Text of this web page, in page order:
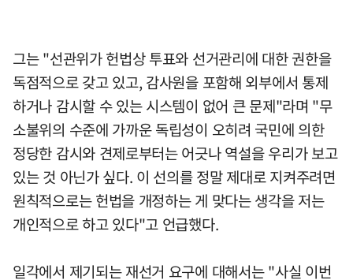
그는 "선관위가 헌법상 투표와 선거관리에 대한 권한을
독점적으로 갖고 있고, 감사원을 포함해 외부에서 통제
하거나 감시할 수 있는 시스템이 없어 큰 문제"라며 "무
소불위의 수준에 가까운 독립성이 오히려 국민에 의한
정당한 감시와 견제로부터는 어긋나 역설을 우리가 보고
있는 것 아닌가 싶다. 이 선의를 정말 제대로 지켜주려면
원칙적으로는 헌법을 개정하는 게 맞다는 생각을 저는
개인적으로 하고 있다"고 언급했다.
일각에서 제기되는 재선거 요구에 대해서는 "사실 이번